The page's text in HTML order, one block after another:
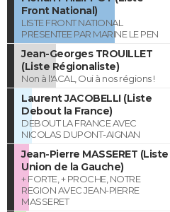
Front National)
LISTE FRONT NATIONAL
PRESENTEE PAR MARINE LE PEN
Jean-Georges TROUILLET
(Liste Régionaliste)
Non à l'ACAL, Oui à nos régions !
Laurent JACOBELLI (Liste
Debout la France)
DEBOUT LA FRANCE AVEC
NICOLAS DUPONT-AIGNAN
Jean-Pierre MASSERET (Liste
Union de la Gauche)
+ FORTE, + PROCHE, NOTRE
REGION AVEC JEAN-PIERRE
MASSERET